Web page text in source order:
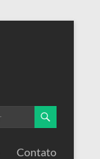
Contato